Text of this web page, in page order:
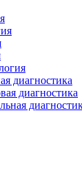
диагностика
диагностика